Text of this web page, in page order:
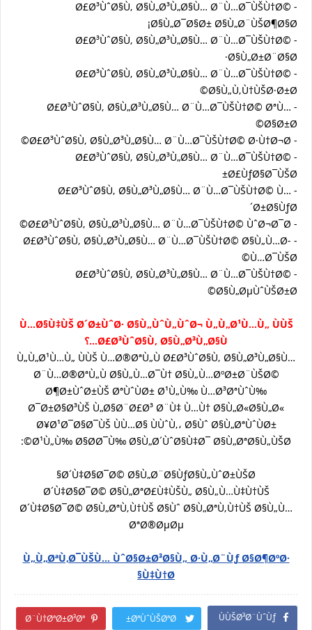
- Ø£Ø³ÙˆØ§Ù‚ Ø§Ù„Ø³Ù„Ø§Ù… Ø¨Ù…Ø¯ÙŠÙ†Ø©
Ø§Ù„Ø¯Ø§Ø± Ø§Ù„Ø¨ÙŠØ¶Ø§Ø¡
- Ø£Ø³ÙˆØ§Ù‚ Ø§Ù„Ø³Ù„Ø§Ù… Ø¨Ù…Ø¯ÙŠÙ†Ø©
Ø§Ù„Ø±Ø¨Ø§Ø·
- Ø£Ø³ÙˆØ§Ù‚ Ø§Ù„Ø³Ù„Ø§Ù… Ø¨Ù…Ø¯ÙŠÙ†Ø©
Ø§Ù„Ù‚Ù†ÙŠØ·Ø±Ø©
- Ø£Ø³ÙˆØ§Ù‚ Ø§Ù„Ø³Ù„Ø§Ù… Ø¨Ù…Ø¯ÙŠÙ†Ø© ØªÙ…
Ø§Ø±Ø©
- Ø£Ø³ÙˆØ§Ù‚ Ø§Ù„Ø³Ù„Ø§Ù… Ø¨Ù…Ø¯ÙŠÙ†Ø© Ø·Ù†Ø¬Ø©
- Ø£Ø³ÙˆØ§Ù‚ Ø§Ù„Ø³Ù„Ø§Ù… Ø¨Ù…Ø¯ÙŠÙ†Ø©
Ø£ÙƒØ§Ø¯ÙŠØ±
- Ø£Ø³ÙˆØ§Ù‚ Ø§Ù„Ø³Ù„Ø§Ù… Ø¨Ù…Ø¯ÙŠÙ†Ø© Ù…
Ø±Ø§ÙƒØ´
- Ø£Ø³ÙˆØ§Ù‚ Ø§Ù„Ø³Ù„Ø§Ù… Ø¨Ù…Ø¯ÙŠÙ†Ø© ÙˆØ¬Ø¯Ø©
- Ø£Ø³ÙˆØ§Ù‚ Ø§Ù„Ø³Ù„Ø§Ù… Ø¨Ù…Ø¯ÙŠÙ†Ø© Ø§Ù„Ù…Ø­
Ù…Ø¯ÙŠØ©
- Ø£Ø³ÙˆØ§Ù‚ Ø§Ù„Ø³Ù„Ø§Ù… Ø¨Ù…Ø¯ÙŠÙ†Ø©
Ø§Ù„ØµÙˆÙŠØ±Ø©
Ù…Ø§Ù‡ÙŠ Ø´Ø±ÙˆØ· Ø§Ù„ÙˆÙ„ÙˆØ¬ Ù„Ù„Ø¹Ù…Ù„ ÙÙŠ
Ø£Ø³ÙˆØ§Ù‚ Ø§Ù„Ø³Ù„Ø§Ù…؟
Ù„Ù„Ø¹Ù…Ù„ ÙÙŠ Ù…Ø®ØªÙ„Ù Ø£Ø³ÙˆØ§Ù‚ Ø§Ù„Ø³Ù„Ø§Ù…
Ø¨Ù…Ø®ØªÙ„Ù Ø§Ù„Ù…Ø¯Ù† Ø§Ù„Ù…ØºØ±Ø¨ÙŠØ©
Ø¶Ø±ÙˆØ±ÙŠ ØªÙˆÙØ± Ø¹Ù„Ù‰ Ù…Ø³ØªÙˆÙ‰
Ø¯Ø±Ø§Ø³ÙŠ Ù„Ø§Ø¨Ø£Ø³ Ø¨Ù‡ Ù…Ù† Ø§Ù„Ø«Ø§Ù„Ø«
Ø¥Ø¹Ø¯Ø§Ø¯ÙŠ ÙÙ…Ø§ ÙÙˆÙ‚، Ø§Ùˆ Ø§Ù„ØªÙˆÙØ±
Ø¹Ù„Ù‰ Ø§Ø­Ø¯Ù‰ Ø§Ù„Ø´ÙˆØ§Ù‡Ø¯ Ø§Ù„ØªØ§Ù„ÙŠØ©:
Ø´Ù‡Ø§Ø¯Ø© Ø§Ù„Ø¨Ø§ÙƒØ§Ù„ÙˆØ±ÙŠØ§
Ø´Ù‡Ø§Ø¯Ø© Ø§Ù„ØªØ£Ù‡ÙŠÙ„ Ø§Ù„Ù…Ù‡Ù†ÙŠ
Ø´Ù‡Ø§Ø¯Ø© Ø§Ù„ØªÙ‚Ù†ÙŠ Ø§Ùˆ Ø§Ù„ØªÙ‚Ù†ÙŠ Ø§Ù„Ù…
ØªØ®ØµØµ
Ù„Ù„ØªÙ‚Ø¯ÙŠÙ… ÙˆØ§Ø±Ø³Ø§Ù„ Ø·Ù„Ø¨Ùƒ Ø§Ø¶ØºØ·
Ù‡Ù†Ø§
ÙÙŠØ³Ø¨ÙˆÙƒ
ØªÙˆÙŠØªØ±
Ø¨Ù†ØªØ±Ø³Øª